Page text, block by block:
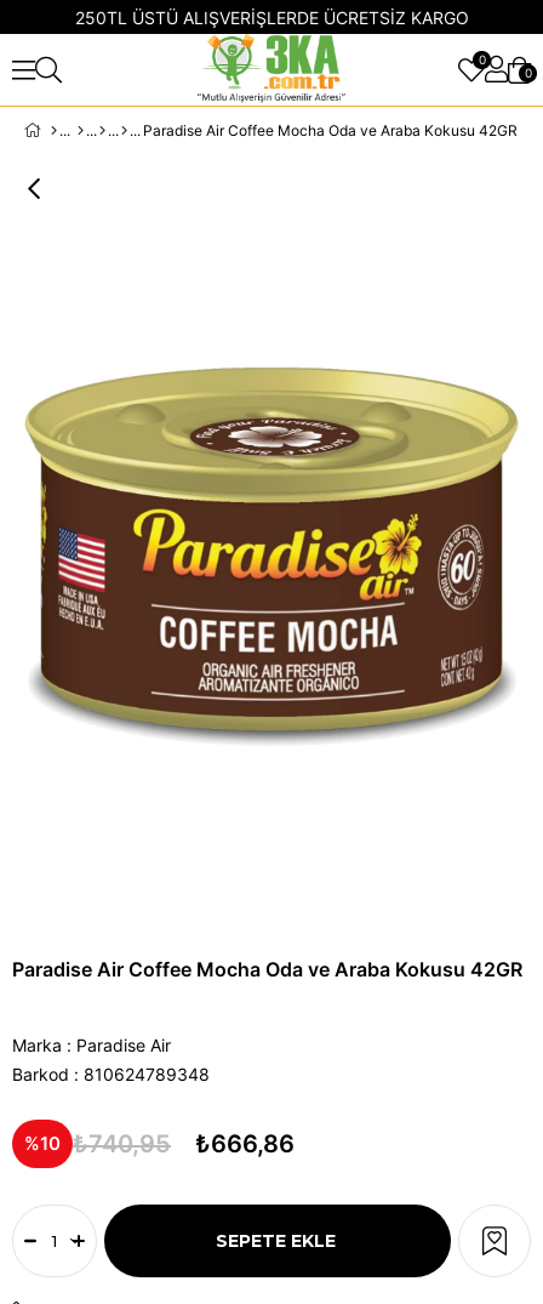
250TL ÜSTÜ ALIŞVERİŞLERDE ÜCRETSİZ KARGO
0
0
Paradise Air Coffee Mocha Oda ve Araba Kokusu 42GR
Paradise Air Coffee Mocha Oda ve Araba Kokusu 42GR
Marka : Paradise Air
Barkod : 810624789348
10 ₺740,95 ₺666,86